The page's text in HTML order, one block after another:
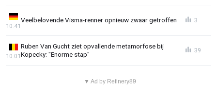
Veelbelovende Visma-renner opnieuw zwaar getroffen
10:41
3
Ruben Van Gucht ziet opvallende metamorfose bij
Kopecky: "Enorme stap"
10:01
39
▼ Ad by Refinery89